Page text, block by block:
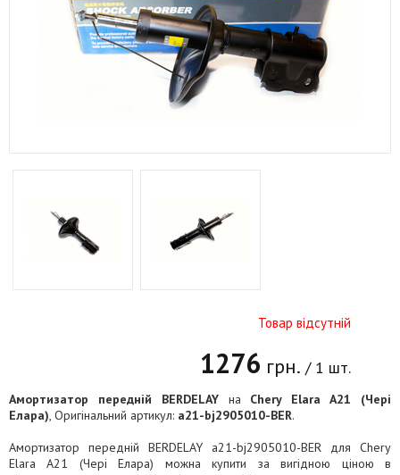
Товар відсутній
1276 грн. / 1 шт.
Амортизатор передній BERDELAYна Chery Elara A21 (Чері
Елара), Оригінальний артикул: a21-bj2905010-BER.
Амортизатор передній BERDELAY a21-bj2905010-BER для Chery
Elara A21 (Чері Елара) можна купити за вигідною ціною в